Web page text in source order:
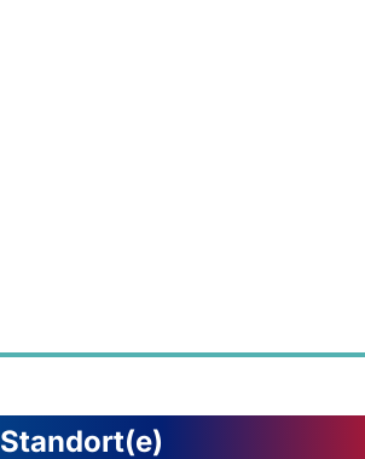
Standort(e)